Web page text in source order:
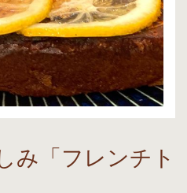
み「フレンチト